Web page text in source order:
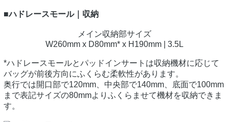
■ハドレースモール｜収納
メイン収納部サイズ
W260mm x D80mm* x H190mm | 3.5L
*ハドレースモールとパッドインサートは収納機材に応じて
バッグが前後方向にふくらむ柔軟性があります。
奥行では開口部で120mm、中央部で140mm、底面で100mm
まで表記サイズの80mmよりふくらませて機材を収納できま
す。